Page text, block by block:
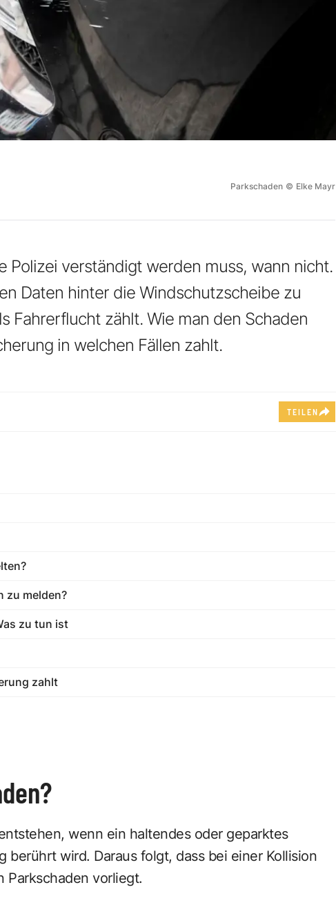
Parkschaden © Elke Mayr
Polizei verständigt werden muss, wann nicht.
Daten hinter die Windschutzscheibe zu
Fahrerflucht zählt. Wie man den Schaden
in welchen Fällen zahlt.
TEILEN
zu melden?
zu tun ist
zahlt
wenn ein haltendes oder geparktes
berührt wird. Daraus folgt, dass bei einer Kollision
Parkschaden vorliegt.